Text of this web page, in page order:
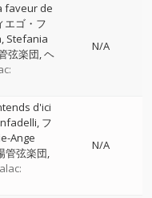
faveur de
エゴ・フ
Stefania
弦楽団 ヘ
N/A
d'ici
フ
Ange
管弦楽団
N/A